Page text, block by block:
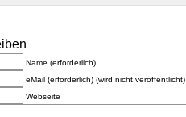
Name (erforderlich)
eMail (erforderlich) (wird nicht veröffentlicht)
Webseite